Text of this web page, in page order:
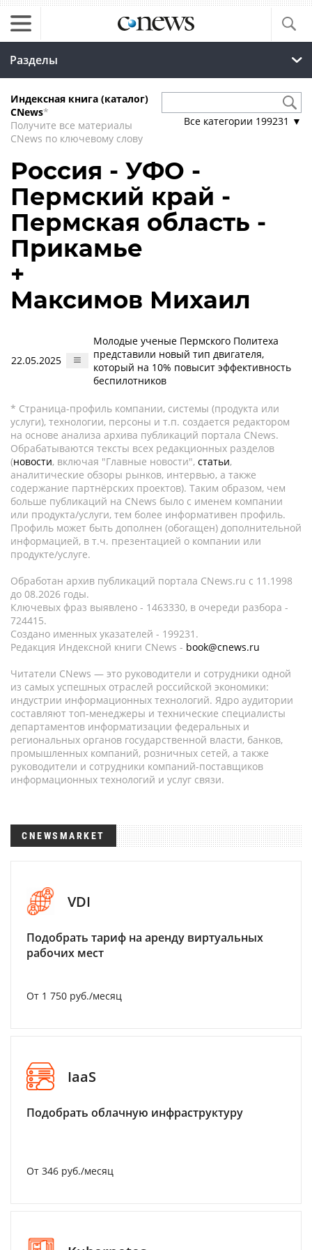
Разделы
Индексная книга (каталог)
CNews*
Получите все материалы
CNews по ключевому слову
Все категории 199231 ▼
Россия - УФО -
Пермский край -
Пермская область -
Прикамье
+
Максимов Михаил
22.05.2025
Молодые ученые Пермского Политеха
представили новый тип двигателя,
который на 10% повысит эффективность
беспилотников
* Страница-профиль компании, системы (продукта или
услуги), технологии, персоны и т.п. создается редактором
на основе анализа архива публикаций портала CNews.
Обрабатываются тексты всех редакционных разделов
(новости, включая "Главные новости", статьи,
аналитические обзоры рынков, интервью, а также
содержание партнёрских проектов). Таким образом, чем
больше публикаций на CNews было с именем компании
или продукта/услуги, тем более информативен профиль.
Профиль может быть дополнен (обогащен) дополнительной
информацией, в т.ч. презентацией о компании или
продукте/услуге.
Обработан архив публикаций портала CNews.ru c 11.1998
до 08.2026 годы.
Ключевых фраз выявлено - 1463330, в очереди разбора -
724415.
Создано именных указателей - 199231.
Редакция Индексной книги CNews - book@cnews.ru
Читатели CNews — это руководители и сотрудники одной
из самых успешных отраслей российской экономики:
индустрии информационных технологий. Ядро аудитории
составляют топ-менеджеры и технические специалисты
департаментов информатизации федеральных и
региональных органов государственной власти, банков,
промышленных компаний, розничных сетей, а также
руководители и сотрудники компаний-поставщиков
информационных технологий и услуг связи.
CNEWSMARKET
VDI
Подобрать тариф на аренду виртуальных
рабочих мест
От 1 750 руб./месяц
IaaS
Подобрать облачную инфраструктуру
От 346 руб./месяц